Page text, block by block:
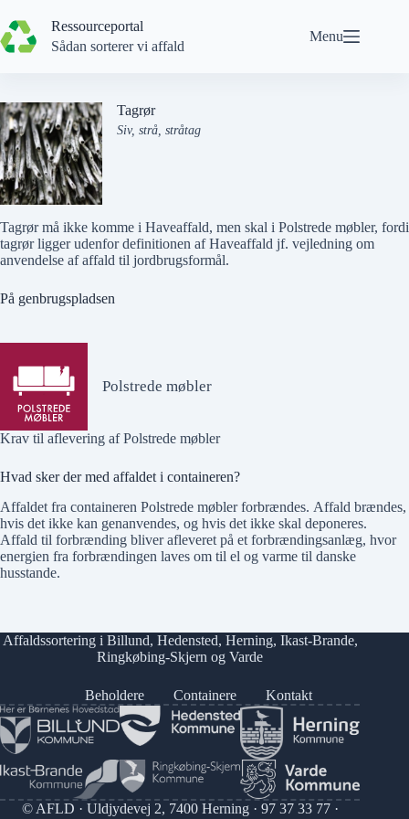
til
indhold
Ressourceportal
Sådan sorterer vi affald
Menu
Tagrør
Siv, strå, stråtag
Tagrør må ikke komme i Haveaffald, men skal i Polstrede møbler, fordi
tagrør ligger udenfor definitionen af Haveaffald jf. vejledning om
anvendelse af affald til jordbrugsformål.
På genbrugspladsen
Polstrede møbler
Krav til aflevering af Polstrede møbler
Hvad sker der med affaldet i containeren?
Affaldet fra containeren Polstrede møbler forbrændes. Affald brændes,
hvis det ikke kan genanvendes, og hvis det ikke skal deponeres.
Affald til forbrænding bliver afleveret på et forbrændingsanlæg, hvor
energien fra forbrændingen laves om til el og varme til danske
husstande.
Affaldssortering i Billund, Hedensted, Herning, Ikast-Brande,
Ringkøbing-Skjern ogVarde
Beholdere Containere Kontakt
© AFLD · Uldjydevej 2, 7400 Herning · 97 37 33 77·